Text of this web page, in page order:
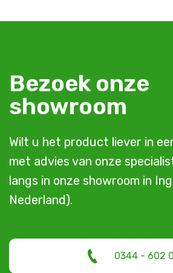
Bezoek onze
showroom
Wilt u het product liever in
met advies van onze
langs in onze showroom in
Nederland).
0344 - 602